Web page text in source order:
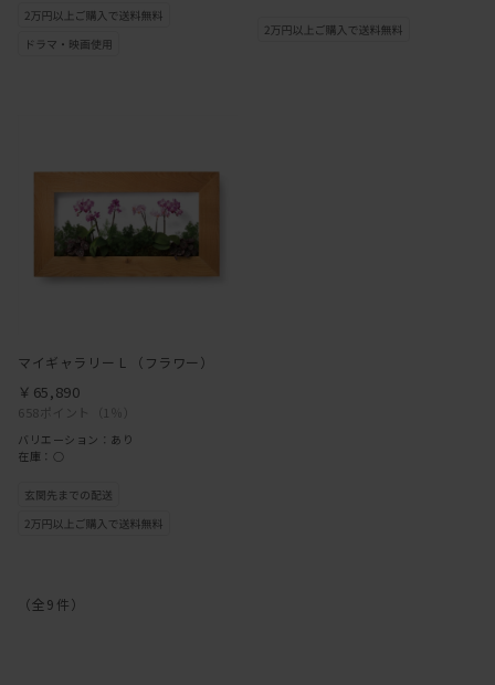
マイギャラリー L （フラワー）
658ポイント （1％）
￥65,890
バリエーション：あり
在庫：○
（全9 件）